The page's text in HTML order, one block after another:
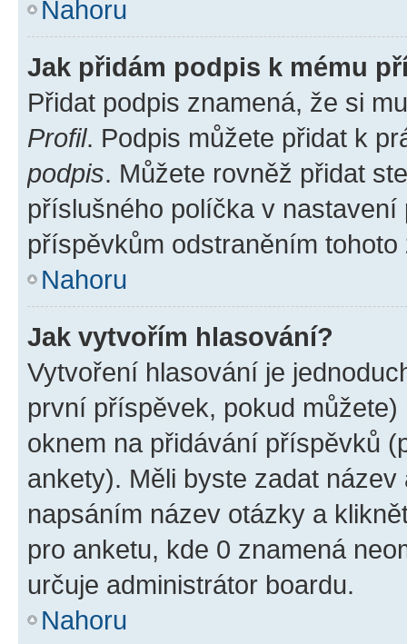
Nahoru
Jak přidám podpis k mému
Přidat podpis znamená, že si
Profil. Podpis můžete přidat k
podpis. Můžete rovněž přidat
příslušného políčka v
příspěvkům odstraněním
Nahoru
Jak vytvořím hlasování?
Vytvoření hlasování je
první příspěvek, pokud
oknem na přidávání příspěvků
ankety). Měli byste zadat
napsáním název otázky a
pro anketu, kde 0 znamená
určuje administrátor boardu.
Nahoru